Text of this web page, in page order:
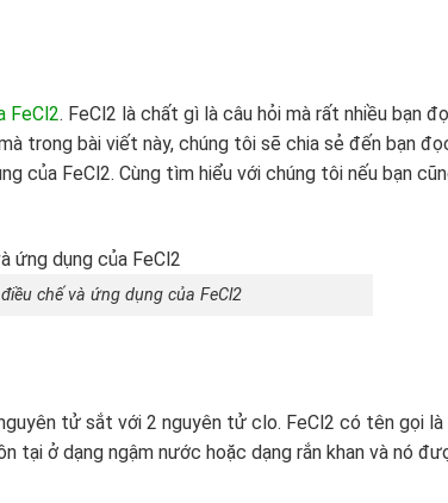
FeCl2. FeCl2 là chất gì là câu hỏi mà rất nhiều bạn
trong bài viết này, chúng tôi sẽ chia sẻ đến bạn
của FeCl2. Cùng tìm hiểu với chúng tôi nếu bạn
chế và ứng dụng của FeCl2
tử sắt với 2 nguyên tử clo. FeCl 2 có tên gọi là
tại ở dạng ngậm nước hoặc dạng rắn khan và nó